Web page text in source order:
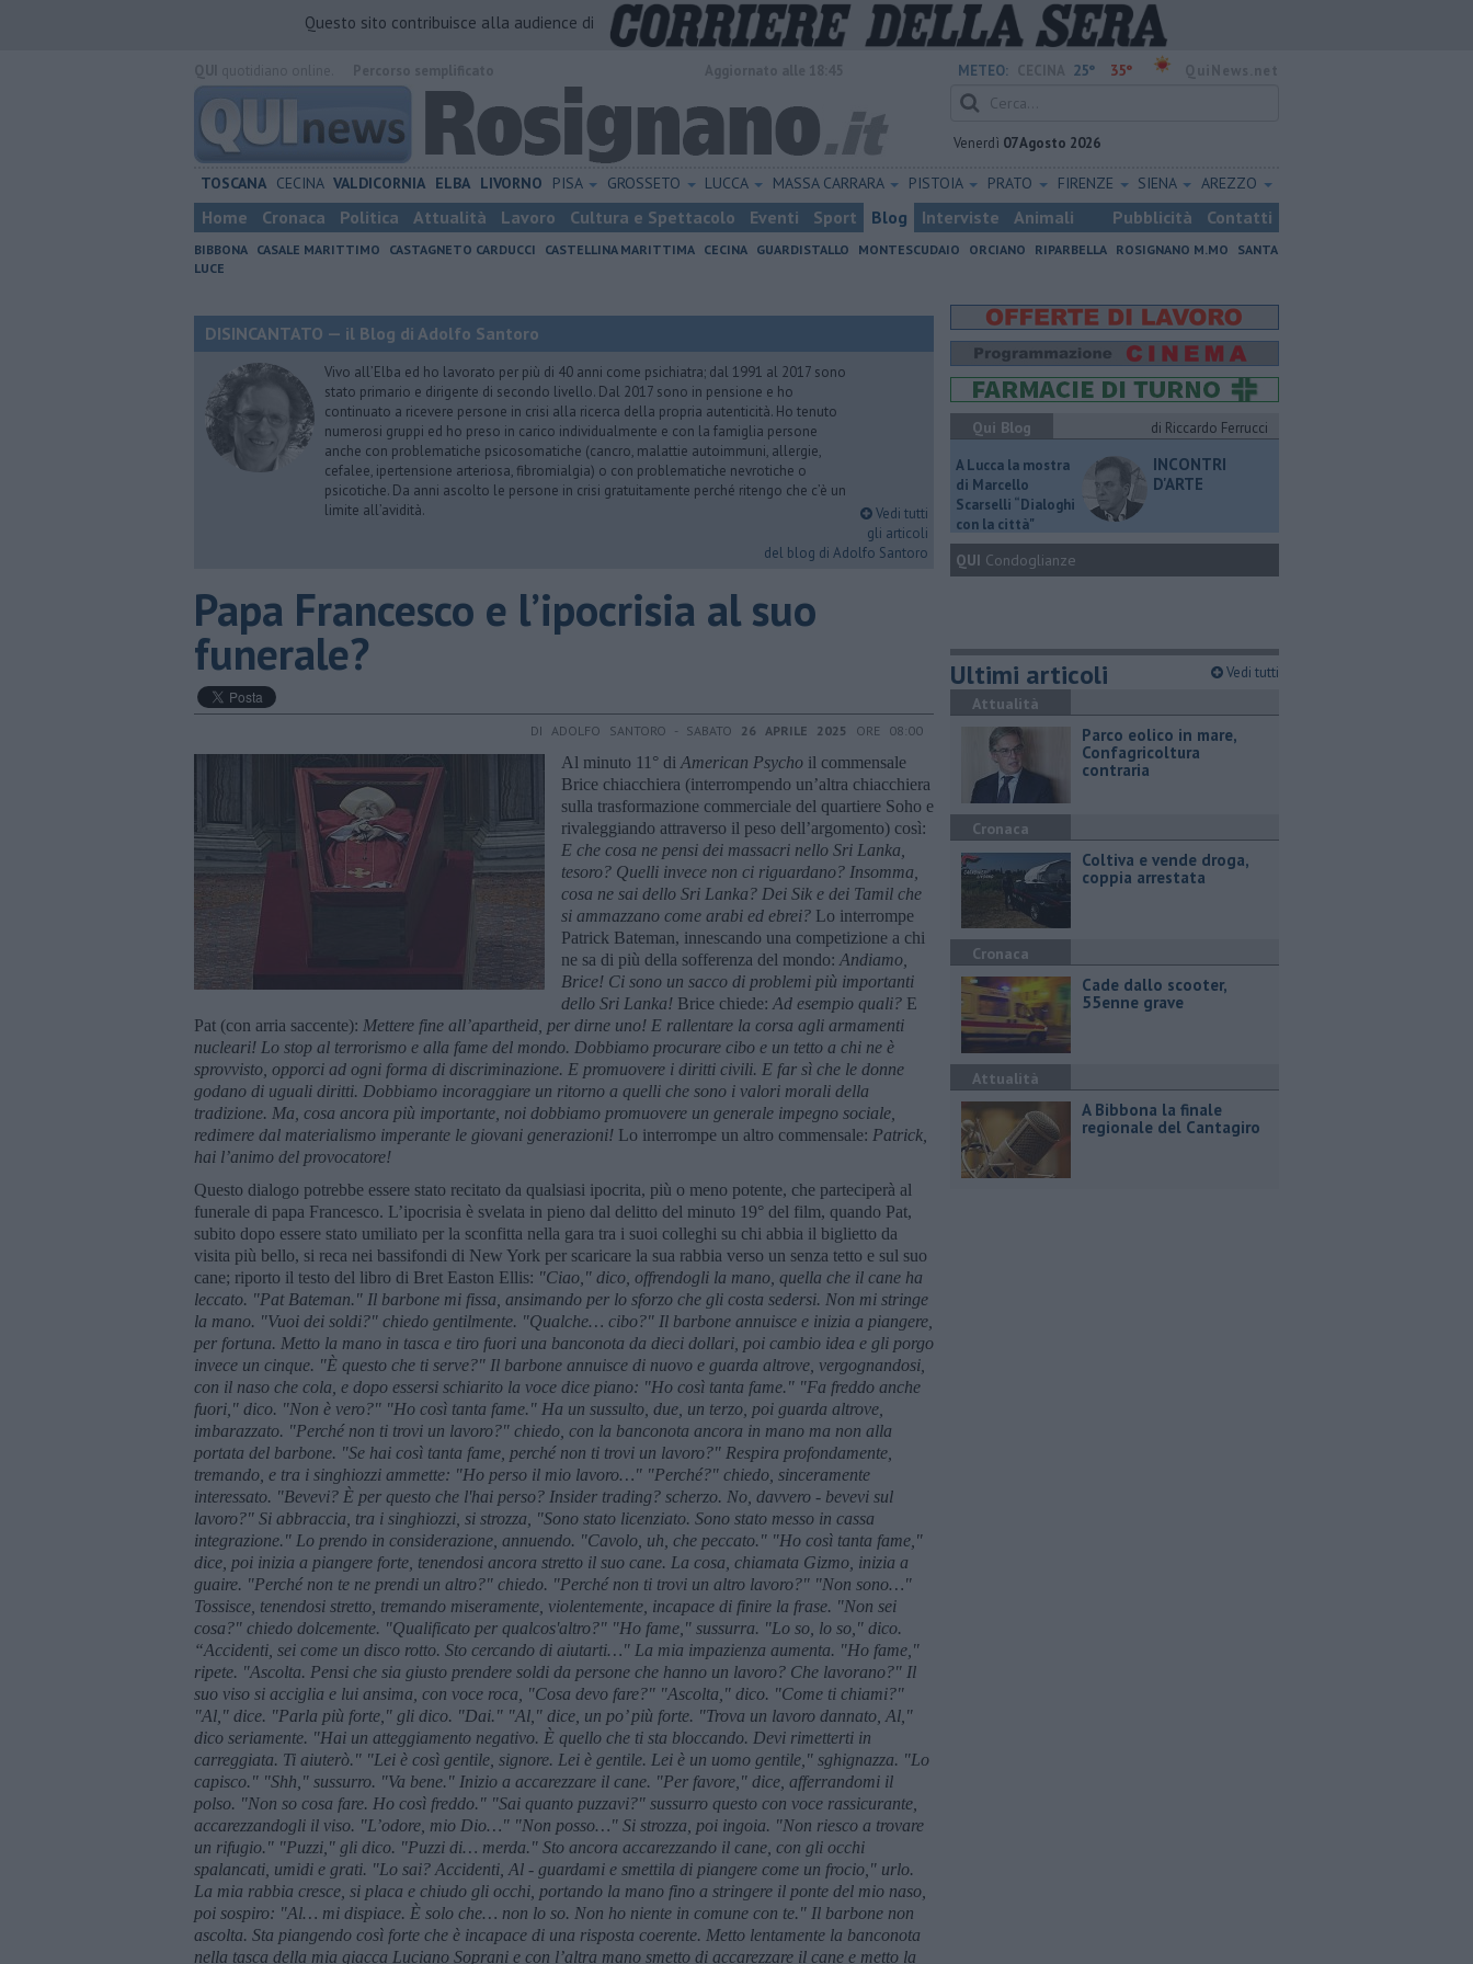
Questo sito contribuisce alla audience di
METEO: 25° 35°
Venerdì 07 Agosto 2026
TOSCANA CECINA VALDICORNIA ELBA LIVORNO PISA GROSSETO LUCCA MASSA CARRARA PISTOIA PRATO FIRENZE SIENA AREZZO
Home Cronaca Politica Attualità Lavoro Cultura e Spettacolo Eventi Sport Blog Interviste Animali Pubblicità Contatti
BIBBONA CASALE MARITTIMO CASTAGNETO CARDUCCI CASTELLINA MARITTIMA CECINA GUARDISTALLO MONTESCUDAIO ORCIANO RIPARBELLA ROSIGNANO M.MO
SANTA
LUCE
DISINCANTATO — il Blog di Adolfo Santoro
Vivo all’Elba ed ho lavorato per più di 40 anni come psichiatra; dal 1991 al 2017 sono
stato primario e dirigente di secondo livello. Dal 2017 sono in pensione e ho
continuato a ricevere persone in crisi alla ricerca della propria autenticità. Ho tenuto
numerosi gruppi ed ho preso in carico individualmente e con la famiglia persone
anche con problematiche psicosomatiche (cancro, malattie autoimmuni, allergie,
cefalee, ipertensione arteriosa, fibromialgia) o con problematiche nevrotiche o
psicotiche. Da anni ascolto le persone in crisi gratuitamente perché ritengo che c’è un
limite all’avidità.
Vedi tutti
gli articoli
del blog di Adolfo Santoro
Papa Francesco e l’ipocrisia al suo
funerale?
DI ADOLFO SANTORO - SABATO 26 APRILE 2025 ORE 08:00
Al minuto 11° di American Psycho il commensale
Brice chiacchiera (interrompendo un’altra chiacchiera
sulla trasformazione commerciale del quartiere Soho e
rivaleggiando attraverso il peso dell’argomento) così:
E che cosa ne pensi dei massacri nello Sri Lanka,
tesoro? Quelli invece non ci riguardano? Insomma,
cosa ne sai dello Sri Lanka? Dei Sik e dei Tamil che
si ammazzano come arabi ed ebrei? Lo interrompe
Patrick Bateman, innescando una competizione a chi
ne sa di più della sofferenza del mondo: Andiamo,
Brice! Ci sono un sacco di problemi più importanti
dello Sri Lanka! Brice chiede: Ad esempio quali? E
Pat (con arria saccente): Mettere fine all’apartheid, per dirne uno! E rallentare la corsa agli armamenti
nucleari! Lo stop al terrorismo e alla fame del mondo. Dobbiamo procurare cibo e un tetto a chi ne è
sprovvisto, opporci ad ogni forma di discriminazione. E promuovere i diritti civili. E far sì che le donne
godano di uguali diritti. Dobbiamo incoraggiare un ritorno a quelli che sono i valori morali della
tradizione. Ma, cosa ancora più importante, noi dobbiamo promuovere un generale impegno sociale,
redimere dal materialismo imperante le giovani generazioni! Lo interrompe un altro commensale: Patrick,
hai l’animo del provocatore!
Questo dialogo potrebbe essere stato recitato da qualsiasi ipocrita, più o meno potente, che parteciperà al
funerale di papa Francesco. L’ipocrisia è svelata in pieno dal delitto del minuto 19° del film, quando Pat,
subito dopo essere stato umiliato per la sconfitta nella gara tra i suoi colleghi su chi abbia il biglietto da
visita più bello, si reca nei bassifondi di New York per scaricare la sua rabbia verso un senza tetto e sul suo
cane; riporto il testo del libro di Bret Easton Ellis: "Ciao," dico, offrendogli la mano, quella che il cane ha
leccato. "Pat Bateman." Il barbone mi fissa, ansimando per lo sforzo che gli costa sedersi. Non mi stringe
la mano. "Vuoi dei soldi?" chiedo gentilmente. "Qualche… cibo?" Il barbone annuisce e inizia a piangere,
per fortuna. Metto la mano in tasca e tiro fuori una banconota da dieci dollari, poi cambio idea e gli porgo
invece un cinque. "È questo che ti serve?" Il barbone annuisce di nuovo e guarda altrove, vergognandosi,
con il naso che cola, e dopo essersi schiarito la voce dice piano: "Ho così tanta fame." "Fa freddo anche
fuori," dico. "Non è vero?" "Ho così tanta fame." Ha un sussulto, due, un terzo, poi guarda altrove,
imbarazzato. "Perché non ti trovi un lavoro?" chiedo, con la banconota ancora in mano ma non alla
portata del barbone. "Se hai così tanta fame, perché non ti trovi un lavoro?" Respira profondamente,
tremando, e tra i singhiozzi ammette: "Ho perso il mio lavoro…" "Perché?" chiedo, sinceramente
interessato. "Bevevi? È per questo che l'hai perso? Insider trading? scherzo. No, davvero - bevevi sul
lavoro?" Si abbraccia, tra i singhiozzi, si strozza, "Sono stato licenziato. Sono stato messo in cassa
integrazione." Lo prendo in considerazione, annuendo. "Cavolo, uh, che peccato." "Ho così tanta fame,"
dice, poi inizia a piangere forte, tenendosi ancora stretto il suo cane. La cosa, chiamata Gizmo, inizia a
guaire. "Perché non te ne prendi un altro?" chiedo. "Perché non ti trovi un altro lavoro?" "Non sono…"
Tossisce, tenendosi stretto, tremando miseramente, violentemente, incapace di finire la frase. "Non sei
cosa?" chiedo dolcemente. "Qualificato per qualcos'altro?" "Ho fame," sussurra. "Lo so, lo so," dico.
“Accidenti, sei come un disco rotto. Sto cercando di aiutarti…" La mia impazienza aumenta. "Ho fame,"
ripete. "Ascolta. Pensi che sia giusto prendere soldi da persone che hanno un lavoro? Che lavorano?" Il
suo viso si acciglia e lui ansima, con voce roca, "Cosa devo fare?" "Ascolta," dico. "Come ti chiami?"
"Al," dice. "Parla più forte," gli dico. "Dai." "Al," dice, un po’ più forte. "Trova un lavoro dannato, Al,"
dico seriamente. "Hai un atteggiamento negativo. È quello che ti sta bloccando. Devi rimetterti in
carreggiata. Ti aiuterò." "Lei è così gentile, signore. Lei è gentile. Lei è un uomo gentile," sghignazza. "Lo
capisco." "Shh," sussurro. "Va bene." Inizio a accarezzare il cane. "Per favore," dice, afferrandomi il
polso. "Non so cosa fare. Ho così freddo." "Sai quanto puzzavi?" sussurro questo con voce rassicurante,
accarezzandogli il viso. "L’odore, mio Dio…" "Non posso…" Si strozza, poi ingoia. "Non riesco a trovare
un rifugio." "Puzzi," gli dico. "Puzzi di… merda." Sto ancora accarezzando il cane, con gli occhi
spalancati, umidi e grati. "Lo sai? Accidenti, Al - guardami e smettila di piangere come un frocio," urlo.
La mia rabbia cresce, si placa e chiudo gli occhi, portando la mano fino a stringere il ponte del mio naso,
poi sospiro: "Al… mi dispiace. È solo che… non lo so. Non ho niente in comune con te." Il barbone non
ascolta. Sta piangendo così forte che è incapace di una risposta coerente. Metto lentamente la banconota
nella tasca della mia giacca Luciano Soprani e con l’altra mano smetto di accarezzare il cane e metto la
Qui Blog
di Riccardo Ferrucci
A Lucca la mostra
di Marcello
Scarselli “Dialoghi
con la città"
INCONTRI
D'ARTE
QUI Condoglianze
Ultimi articoli Vedi tutti
Attualità
Parco eolico in mare,
Confagricoltura
contraria
Cronaca
Coltiva e vende droga,
coppia arrestata
Cronaca
Cade dallo scooter,
55enne grave
Attualità
A Bibbona la finale
regionale del Cantagiro